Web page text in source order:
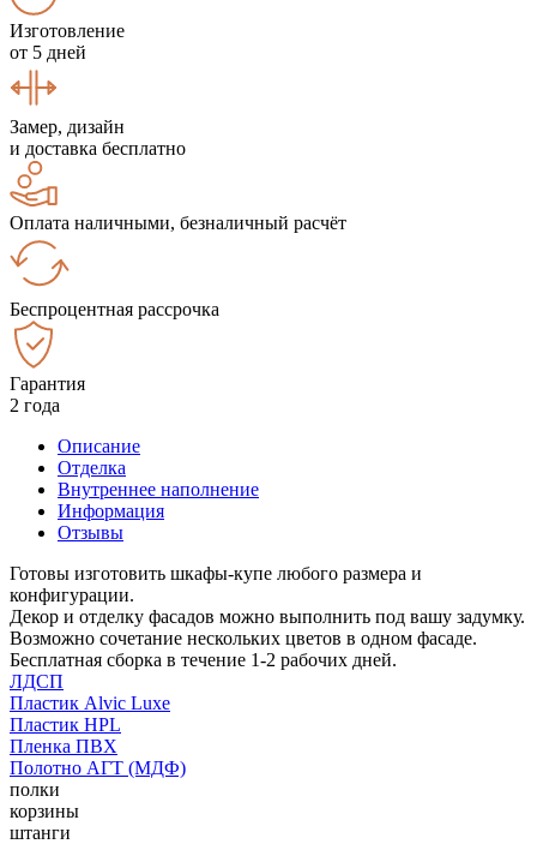
Изготовление
от 5 дней
Замер, дизайн
и доставка бесплатно
Оплата наличными, безналичный расчёт
Беспроцентная рассрочка
Гарантия
2 года
Описание
Отделка
Внутреннее наполнение
Информация
Отзывы
Готовы изготовить шкафы-купе любого размера и
конфигурации.
Декор и отделку фасадов можно выполнить под вашу задумку.
Возможно сочетание нескольких цветов в одном фасаде.
Бесплатная сборка в течение 1-2 рабочих дней.
ЛДСП
Пластик Alvic Luxe
Пластик HPL
Пленка ПВХ
Полотно АГТ (МДФ)
полки
корзины
штанги